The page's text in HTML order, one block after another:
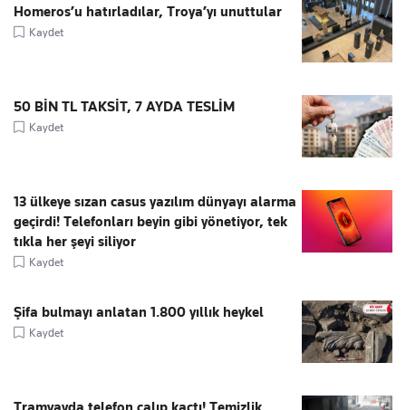
Homeros’u hatırladılar, Troya’yı unuttular
Kaydet
50 BİN TL TAKSİT, 7 AYDA TESLİM
Kaydet
13 ülkeye sızan casus yazılım dünyayı alarma
geçirdi! Telefonları beyin gibi yönetiyor, tek
tıkla her şeyi siliyor
Kaydet
Şifa bulmayı anlatan 1.800 yıllık heykel
Kaydet